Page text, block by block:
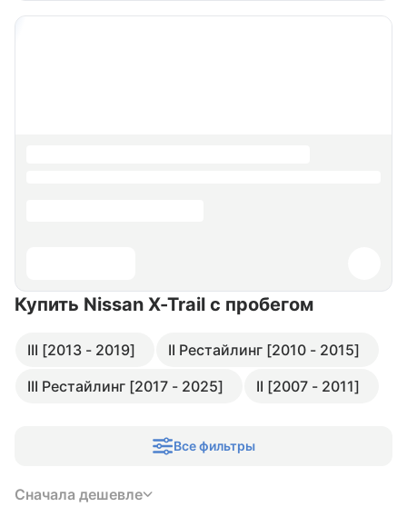
Купить Nissan X-Trail с пробегом
III [2013 - 2019]
II Рестайлинг [2010 - 2015]
III Рестайлинг [2017 - 2025]
II [2007 - 2011]
Все фильтры
Сначала дешевле